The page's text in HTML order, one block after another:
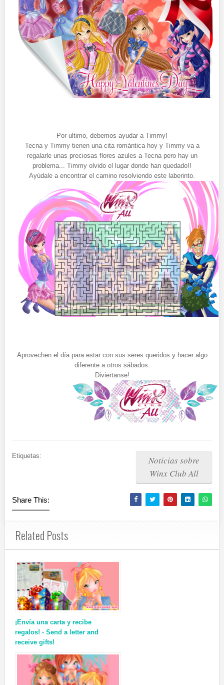
Por ultimo, debemos ayudar a Timmy!
Tecna y Timmy tienen una cita romántica hoy y Timmy va a
regalarle unas preciosas flores azules a Tecna pero hay un
problema... Timmy olvido el lugar donde han quedado!!
Ayúdale a encontrar el camino resolviendo este laberinto.
Aprovechen el día para estar con sus seres queridos y hacer algo
diferente a otros sábados.
Diviertanse!
Etiquetas:
Noticias sobre
Winx Club All
Share This:
Related Posts
¡Envía una carta y recibe
regalos! - Send a letter and
receive gifts!